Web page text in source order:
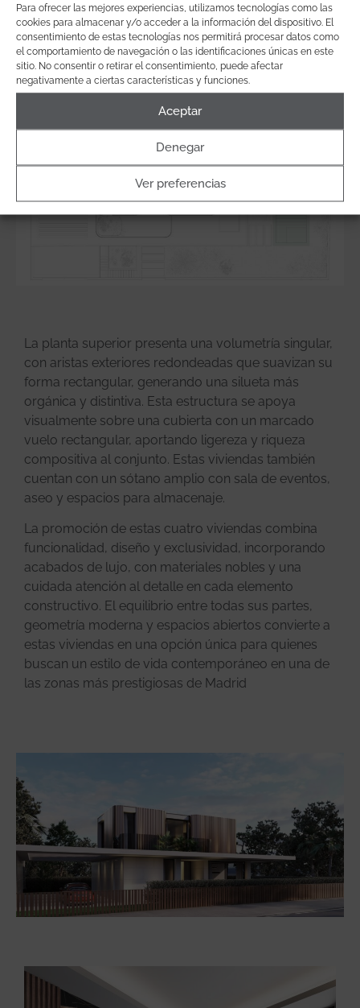
Para ofrecer las mejores experiencias, utilizamos tecnologías como las
cookies para almacenar y/o acceder a la información del dispositivo. El
consentimiento de estas tecnologías nos permitirá procesar datos como
el comportamiento de navegación o las identificaciones únicas en este
sitio. No consentir o retirar el consentimiento, puede afectar
negativamente a ciertas características y funciones.
Aceptar
Denegar
Ver preferencias
La planta superior presenta una volumetría singular,
con aristas exteriores redondeadas que suavizan su
forma rectangular, generando una silueta más
orgánica y distintiva. Esta estructura se apoya
visualmente sobre una cubierta con un marcado
vuelo rectangular, aportando ligereza y riqueza
compositiva al conjunto. Estas viviendas también
cuentan con un sótano amplio con sala de eventos,
aseo y espacios para almacenaje.
La promoción de estas cuatro viviendas combina
funcionalidad, diseño y exclusividad, incorporando
acabados de lujo, con materiales nobles y una
cuidada atención al detalle en cada elemento
constructivo. El equilibrio entre todas sus partes,
geometría moderna y espacios abiertos convierte a
estas viviendas en una opción única para quienes
buscan un estilo de vida contemporáneo en una de
las zonas más prestigiosas de Madrid